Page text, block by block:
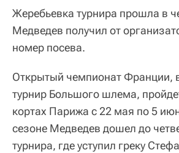
Жеребьевка турнира прошла в
Медведев получил от
номер посева.
Открытый чемпионат Франции,
турнир Большого шлема,
кортах Парижа с 22 мая по 5
сезоне Медведев дошел до
турнира, где уступил греку